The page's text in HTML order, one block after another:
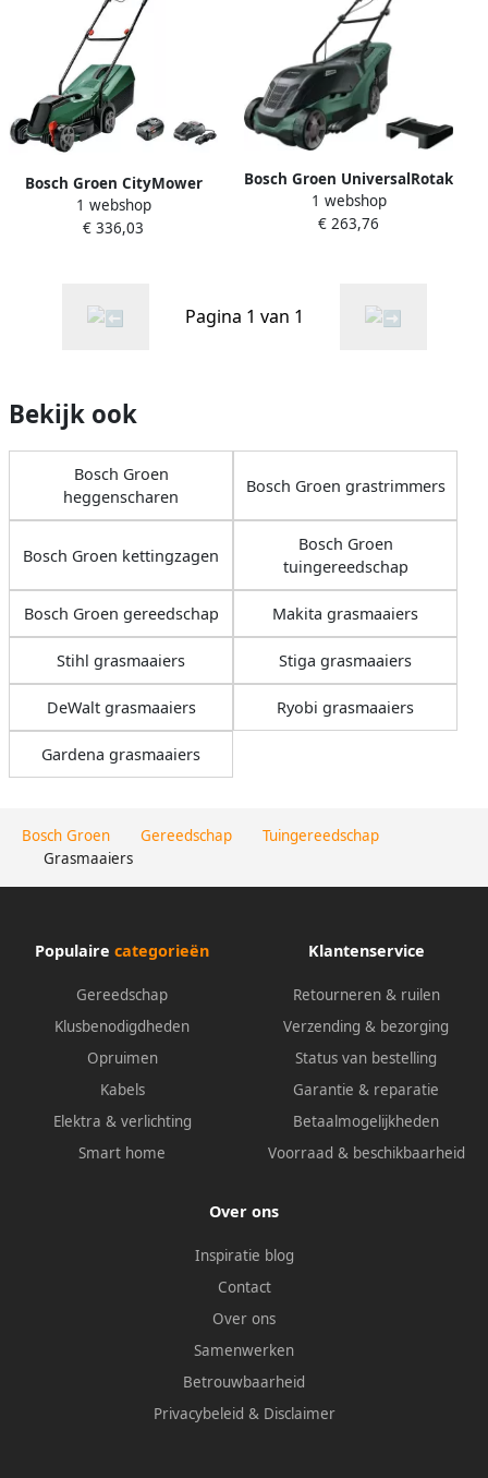
Bosch Groen Gereedschap
Tuingereedschap
Grasmaaiers
Bosch Groen CityMower
18V-32 | Accu Grasmaaier |
32 cm | 18V Li-Ion accu 4Ah
1 webshop
€ 336,03
Bosch Groen UniversalRotak
490 | Grasmaaier 1400 W |
34 cm | met
1 webshop
€ 263,76
Pagina 1 van 1
Bekijk ook
Bosch Groen
heggenscharen
Bosch Groen grastrimmers
Bosch Groen kettingzagen
Bosch Groen
tuingereedschap
Bosch Groen gereedschap Makita grasmaaiers
Stihl grasmaaiers Stiga grasmaaiers
DeWalt grasmaaiers Ryobi grasmaaiers
Gardena grasmaaiers
Populaire categorieën
Gereedschap
Klusbenodigdheden
Opruimen
Kabels
Elektra & verlichting
Smart home
Klantenservice
Retourneren & ruilen
Verzending & bezorging
Status van bestelling
Garantie & reparatie
Betaalmogelijkheden
Voorraad & beschikbaarheid
Over ons
Inspiratie blog
Contact
Over ons
Samenwerken
Betrouwbaarheid
Privacybeleid & Disclaimer